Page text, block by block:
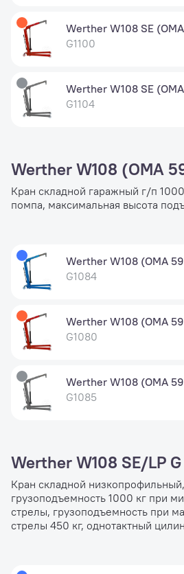
Werther W108 SE
G1100
Werther W108 SE
G1104
Werther W108 (OMA
Кран складной гаражный г/п 1000
помпа, максимальная высота
Werther W108 (OMA
G1084
Werther W108 (OMA
G1080
Werther W108 (OMA
G1085
Werther W108 SE/LP
Кран складной
грузоподъемность 1000 кг при
стрелы, грузоподъемность при
стрелы 450 кг, однотактный